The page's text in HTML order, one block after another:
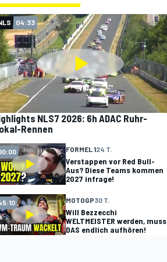
04:33
NLS7 2026: 6h ADAC Ruhr-
Rennen
FORMEL 124 T.
Verstappen vor Red Bull-
Aus? Diese Teams kommen
2027 infrage!
MOTOGP30 T.
Will Bezzecchi
WELTMEISTER werden, muss
DAS endlich aufhören!